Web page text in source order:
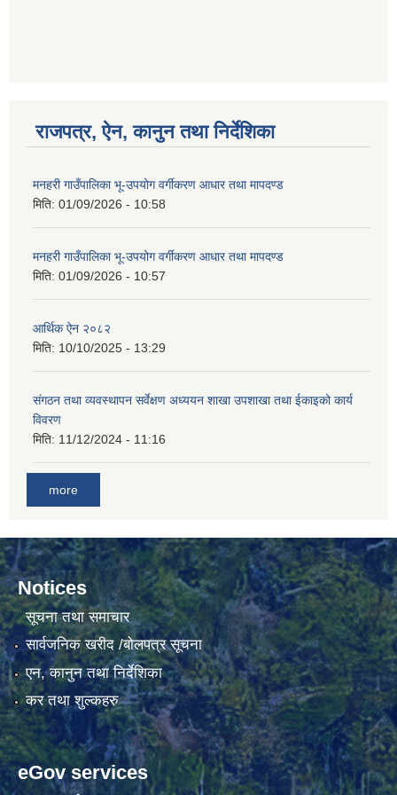
राजपत्र, ऐन, कानुन तथा निर्देशिका
मनहरी गाउँपालिका भू-उपयोग वर्गीकरण आधार तथा मापदण्ड
मिति: 01/09/2026 - 10:58
मनहरी गाउँपालिका भू-उपयोग वर्गीकरण आधार तथा मापदण्ड
मिति: 01/09/2026 - 10:57
आर्थिक ऐन २०८२
मिति: 10/10/2025 - 13:29
संगठन तथा व्यवस्थापन सर्वेक्षण अध्ययन शाखा उपशाखा तथा ईकाइको कार्य
विवरण
मिति: 11/12/2024 - 11:16
more
Notices
सूचना तथा समाचार
सार्वजनिक खरीद /बोलपत्र सूचना
एन, कानुन तथा निर्देशिका
कर तथा शुल्कहरु
eGov services